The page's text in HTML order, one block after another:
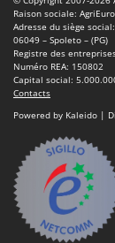
Mowox
MTD
N
New
Nilfisk
Ninja
Novatec
Novital
NuAir
Raison sociale: AgriEuro
Adresse du siège
06049 – Spoleto – (PG)
Registre des
Numéro REA: 150802
Capital social:
Contacts
Powered by Kaleido |